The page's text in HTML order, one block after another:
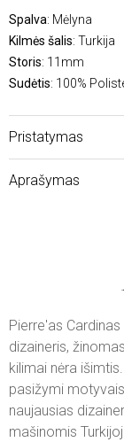
Spalva: Mėlyna
Kilmės šalis: Turkija
Storis: 11mm
Sudėtis: 100%
Pristatymas
Aprašymas
Pierre'as
dizaineris,
kilimai nėra
pasižymi
naujausias
mašinomis